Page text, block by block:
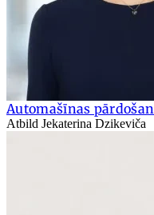
Automašīnas
Atbild Jekaterina Dzikeviča